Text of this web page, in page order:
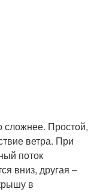
сложнее. Простой,
ветра. При
поток
вниз, другая –
в